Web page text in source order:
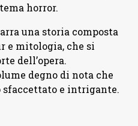
horror.
una storia composta
e mitologia, che si
dell’opera.
degno di nota che
sfaccettato e intrigante.